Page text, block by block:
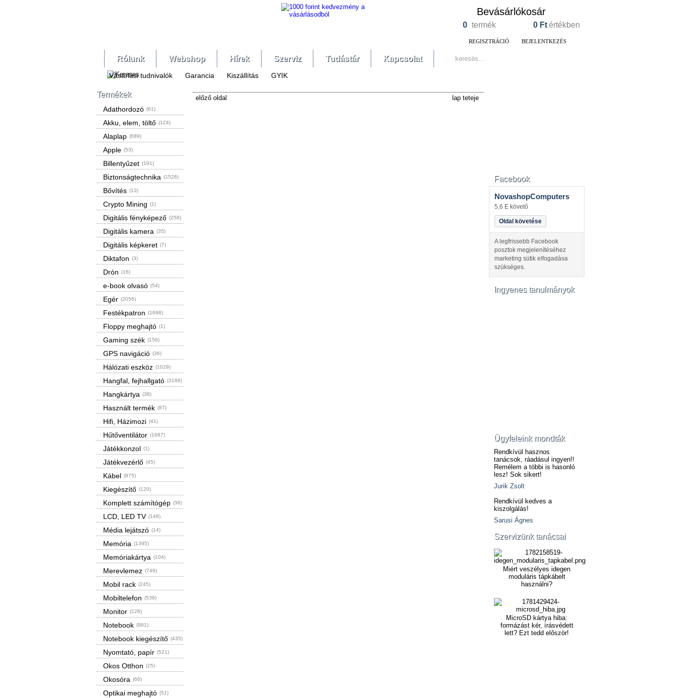
Bevásárlókosár
0 termék 0 Ftértékben
REGISZTRÁCIÓ BEJELENTKEZÉS
Rólunk Webshop Hírek Szerviz Tudástár Kapcsolat
Vásárlási tudnivalók Garancia Kiszállítás GYIK
Termékek
Adathordozó (61)
Akku, elem, töltő (124)
Alaplap (689)
Apple (53)
Billentyűzet (191)
Biztonságtechnika (1526)
Bővítés (13)
Crypto Mining (1)
Digitális fényképező (258)
Digitális kamera (35)
Digitális képkeret (7)
Diktafon (3)
Drón (16)
e-book olvasó (54)
Egér (2056)
Festékpatron (1698)
Floppy meghajtó (1)
Gaming szék (156)
GPS navigáció (36)
Hálózati eszköz (1029)
Hangfal, fejhallgató (3188)
Hangkártya (38)
Használt termék (87)
Hifi, Házimozi (41)
Hűtőventilátor (1687)
Játékkonzol (1)
Játékvezérlő (45)
Kábel (875)
Kiegészítő (120)
Komplett számítógép (36)
LCD, LED TV (148)
Média lejátszó (14)
Memória (1395)
Memóriakártya (104)
Merevlemez (749)
Mobil rack (245)
Mobiltelefon (539)
Monitor (128)
Notebook (981)
Notebook kiegészítő (435)
Nyomtató, papír (521)
Okos Otthon (25)
Okosóra (66)
Optikai meghajtó (51)
előző oldal lap teteje
Facebook
NovashopComputers
5,6 E követő
Oldal követése
A legfrissebb Facebook
posztok megjelenítéséhez
marketing sütik elfogadása
szükséges.
Ingyenes tanulmányok
Ügyfeleink mondták
Rendkívül hasznos
tanácsok, ráadásul ingyen!!
Remélem a többi is hasonló
lesz! Sok sikert!
Jurik Zsolt
Rendkívül kedves a
kiszolgálás!
Sarusi Ágnes
Szervizünk tanácsai
Miért veszélyes idegen
moduláris tápkábelt
használni?
MicroSD kártya hiba:
formázást kér, írásvédett
lett? Ezt tedd először!